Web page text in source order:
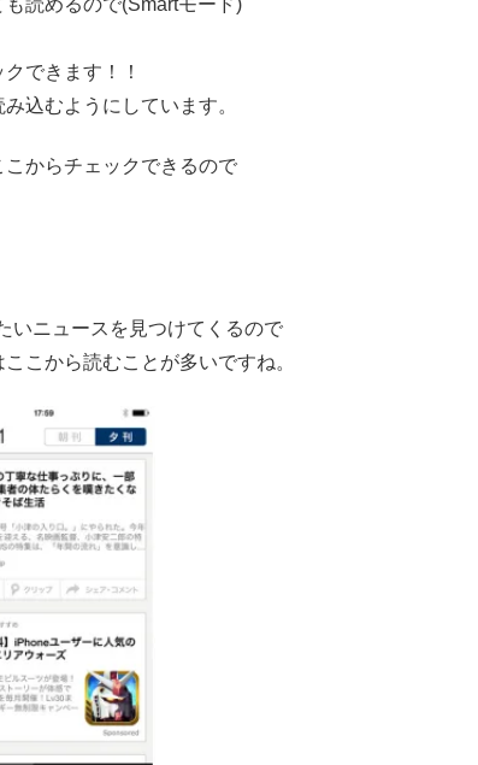
できます！！
込むようにしています。
からチェックできるので
いニュースを見つけてくるので
こから読むことが多いですね。